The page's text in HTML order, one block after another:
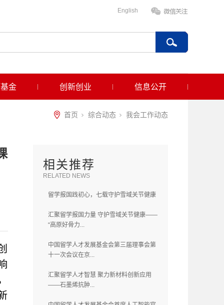
English
金 创新创业 信息公开
首页 综合动态 我会工作动态
相关推荐
RELATED NEWS
留学报国践初心，七载守护雪域关节健康
汇聚留学报国力量 守护雪域关节健康——
“高原好骨力...
中国留学人才发展基金会第三届理事会第
十一次会议在京...
汇聚留学人才智慧 聚力新材料创新应用
——石墨烯抗肿...